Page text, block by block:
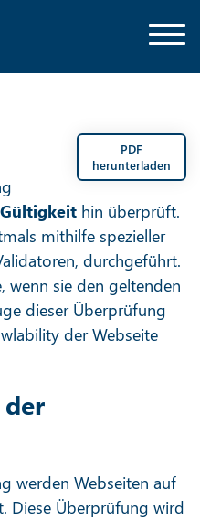
PDF
herunterladen
Gültigkeit hin überprüft.
mithilfe spezieller
durchgeführt.
wenn sie den geltenden
dieser Überprüfung
der Webseite
werden Webseiten auf
Diese Überprüfung wird